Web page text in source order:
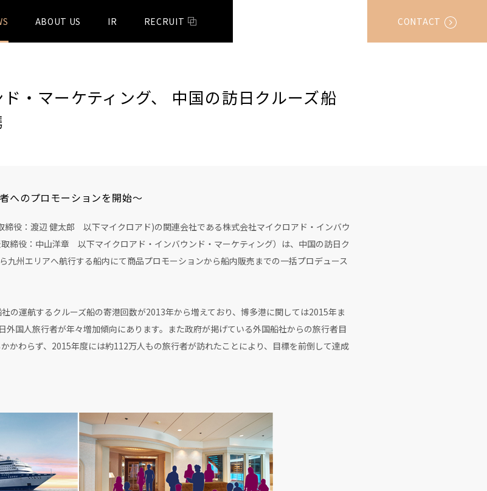
ABOUT US IR RECRUIT CONTACT
・マーケティング、 中国の訪日クルーズ船
へのプロモーションを開始～
役：渡辺 健太郎 以下マイクロアド)の関連会社である株式会社マイクロアド・インバウ
締役：中山洋章 以下マイクロアド・インバウンド・マーケティング）は、中国の訪日ク
州エリアへ航行する船内にて商品プロモーションから船内販売までの一括プロデュース
の運航するクルーズ船の寄港回数が2013年から増えており、博多港に関しては2015年ま
外国人旅行者が年々増加傾向にあります。また政府が掲げている外国船社からの旅行者目
かわらず、2015年度には約112万人もの旅行者が訪れたことにより、目標を前倒して達成